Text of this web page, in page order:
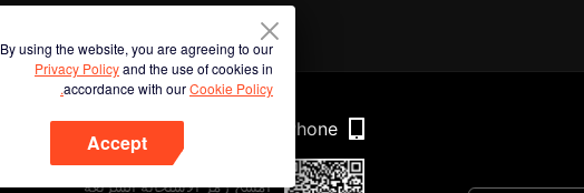
By using the website, you are agreeing to our
Privacy Policyand the use of cookies in
accordance with ourCookie Policy.
Accept
Phone
امسح رمز الاستجابة السريعة